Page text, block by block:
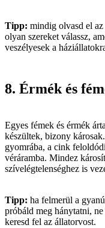
Tipp: mindig olvasd el az
olyan szereket válassz,
veszélyesek a
8. Érmék és
Egyes fémek és érmék
készültek, bizony
gyomrába, a cink
véráramba. Mindez
szívelégtelenséghez is
Tipp: ha felmerül a
próbáld meg hánytatni,
keresd fel az állatorvost.